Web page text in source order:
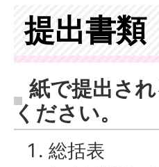
提出書類
紙で提出さ
ください。
総括表